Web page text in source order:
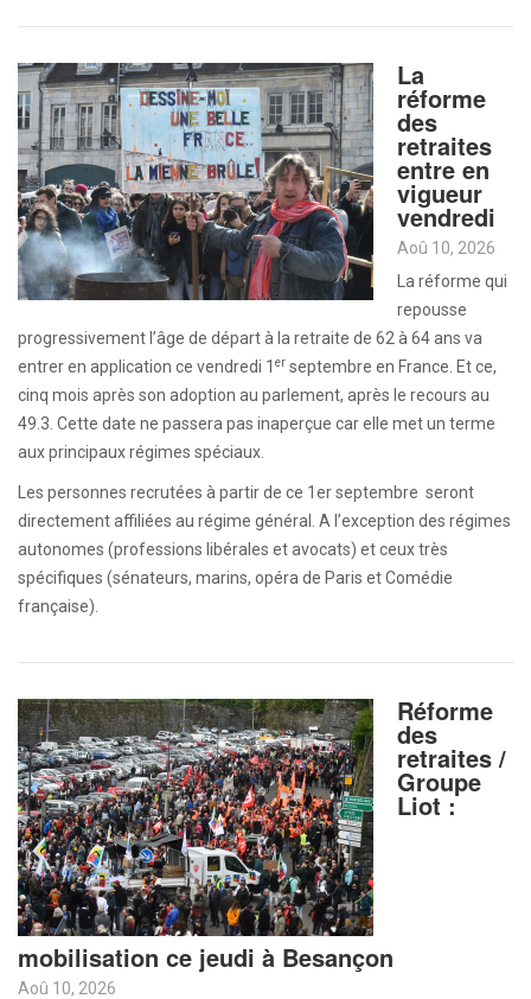
La
réforme
des
retraites
entre en
vigueur
vendredi
Aoû 10, 2026
La réforme qui
repousse
progressivement l’âge de départ à la retraite de 62 à 64 ans va
entrer en application ce vendredi 1 er septembre en France. Et ce,
cinq mois après son adoption au parlement, après le recours au
49.3. Cette date ne passera pas inaperçue car elle met un terme
aux principaux régimes spéciaux.
Les personnes recrutées à partir de ce 1er septembre seront
directement affiliées au régime général. A l’exception des régimes
autonomes (professions libérales et avocats) et ceux très
spécifiques (sénateurs, marins, opéra de Paris et Comédie
française).
Réforme
des
retraites /
Groupe
Liot :
mobilisation ce jeudi à Besançon
Aoû 10, 2026